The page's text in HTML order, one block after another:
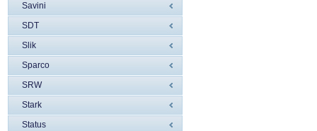
Savini
SDT
Slik
Sparco
SRW
Stark
Status